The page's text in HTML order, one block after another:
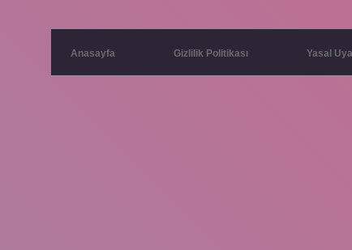
Anasayfa Gizlilik Politikası Yasal